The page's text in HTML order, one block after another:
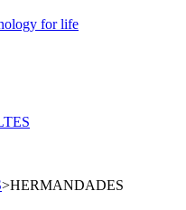
for life
>HERMANDADES